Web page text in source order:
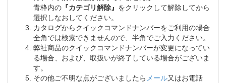
青枠内の 『カテゴリ解除』 をクリックして解除してから
選択しなおしてください。
カタログからクイックコマンドナンバーをご利用の場合
全角では検索できませんので、半角でご入力ください。
弊社商品のクイックコマンドナンバーが変更になってい
る場合、および、取扱いが終了している場合がございま
す。
その他ご不明な点がございましたら メール又はお電話